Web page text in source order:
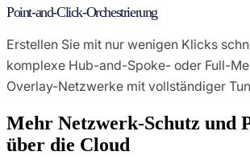
Point-and-Click-Orchestrierung
Erstellen Sie mit nur wenigen Klicks
komplexe Hub-and-Spoke- oder Full-
Overlay-Netzwerke mit vollständiger
Mehr Netzwerk-Schutz und
über die Cloud